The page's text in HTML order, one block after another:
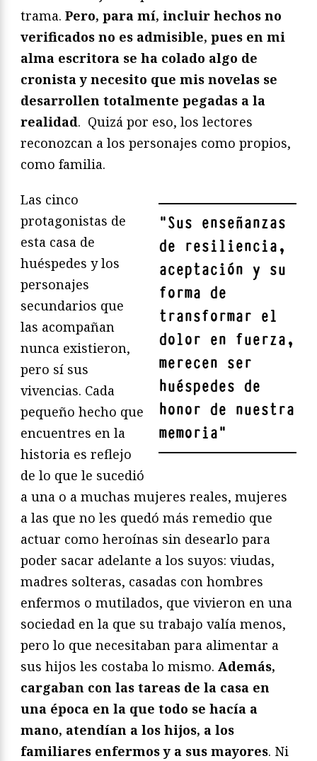
trama. Pero, para mí, incluir hechos no
verificados no es admisible, pues en mi
alma escritora se ha colado algo de
cronista y necesito que mis novelas se
desarrollen totalmente pegadas a la
realidad. Quizá por eso, los lectores
reconozcan a los personajes como propios,
como familia.
"Sus enseñanzas
de resiliencia,
aceptación y su
forma de
transformar el
dolor en fuerza,
merecen ser
huéspedes de
honor de nuestra
memoria"
Las cinco
protagonistas de
esta casa de
huéspedes y los
personajes
secundarios que
las acompañan
nunca existieron,
pero sí sus
vivencias. Cada
pequeño hecho que
encuentres en la
historia es reflejo
de lo que le sucedió
a una o a muchas mujeres reales, mujeres
a las que no les quedó más remedio que
actuar como heroínas sin desearlo para
poder sacar adelante a los suyos: viudas,
madres solteras, casadas con hombres
enfermos o mutilados, que vivieron en una
sociedad en la que su trabajo valía menos,
pero lo que necesitaban para alimentar a
sus hijos les costaba lo mismo. Además,
cargaban con las tareas de la casa en
una época en la que todo se hacía a
mano, atendían a los hijos, a los
familiares enfermos y a sus mayores. Ni